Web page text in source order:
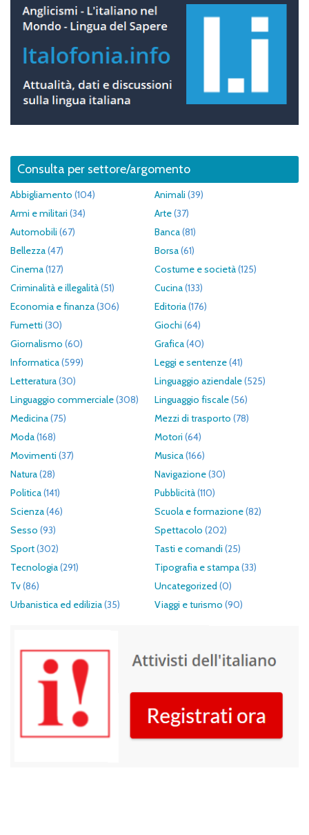
Consulta per settore/argomento
Abbigliamento (104) Animali (39)
Armi e militari (34) Arte(37)
Automobili (67) Banca(81)
Bellezza(47) Borsa(61)
Cinema(127) Costume e società(125)
Criminalità e illegalità(51) Cucina(133)
Economia e finanza(306) Editoria(176)
Fumetti (30) Giochi (64)
Giornalismo (60) Grafica(40)
Informatica(599) Leggi e sentenze(41)
Letteratura(30) Linguaggio aziendale(525)
Linguaggio commerciale(308) Linguaggio fiscale(56)
Medicina(75) Mezzi di trasporto (78)
Moda(168) Motori (64)
Movimenti (37) Musica(166)
Natura(28) Navigazione(30)
Politica(141) Pubblicità(110)
Scienza(46) Scuola e formazione(82)
Sesso (93) Spettacolo (202)
Sport(302) Tasti e comandi (25)
Tecnologia(291) Tipografia e stampa(33)
Tv(86) Uncategorized (0)
Urbanistica ed edilizia(35) Viaggi e turismo (90)